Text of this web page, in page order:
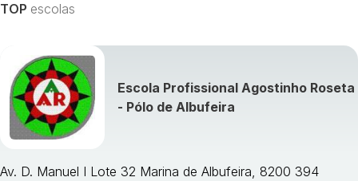
TOP escolas
Escola Profissional Agostinho Roseta
- Pólo de Albufeira
Av. D. Manuel I Lote 32 Marina de Albufeira, 8200 394